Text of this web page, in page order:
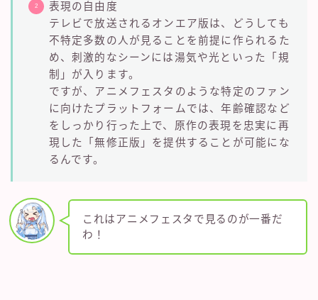
表現の自由度
テレビで放送されるオンエア版は、どうしても
不特定多数の人が見ることを前提に作られるた
め、刺激的なシーンには湯気や光といった「規
制」が入ります。
ですが、アニメフェスタのような特定のファン
に向けたプラットフォームでは、年齢確認など
をしっかり行った上で、原作の表現を忠実に再
現した「無修正版」を提供することが可能にな
るんです。
これはアニメフェスタで見るのが一番だ
わ！